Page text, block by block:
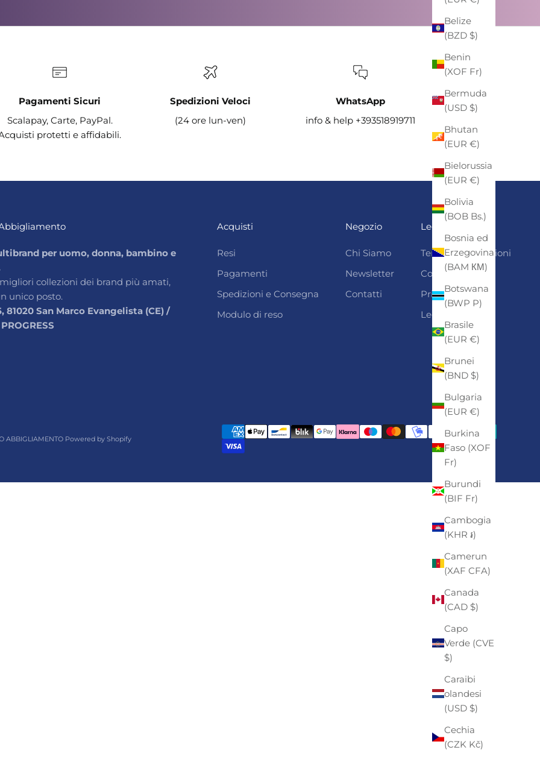
Belize
(BZD $)
Benin
(XOF Fr)
Bermuda
(USD $)
Bhutan
(EUR €)
Bielorussia
(EUR €)
Bolivia
(BOB Bs.)
Bosnia ed
Erzegovina
(BAM КМ)
Botswana
(BWP P)
Brasile
(EUR €)
Brunei
(BND $)
Bulgaria
(EUR €)
Burkina
Faso (XOF
Fr)
Burundi
(BIF Fr)
Cambogia
(KHR ៛)
Camerun
(XAF CFA)
Canada
(CAD $)
Capo
Verde (CVE
$)
Caraibi
olandesi
(USD $)
Cechia
(CZK Kč)
Pagamenti Sicuri
Scalapay, Carte, PayPal.
protetti e affidabili.
Spedizioni Veloci
(24 ore lun-ven)
WhatsApp
info & help +393518919711
per uomo, donna, bambino e
collezioni dei brand più amati,
unico posto.
81020 San Marco Evangelista (CE) /
Acquisti
Resi
Pagamenti
Spedizioni e Consegna
Modulo di reso
Negozio
Chi Siamo
Newsletter
Contatti
Legali
Termini e condizioni
Cookie Policy
Privacy
Legal Notice
ABBIGLIAMENTO Powered by Shopify